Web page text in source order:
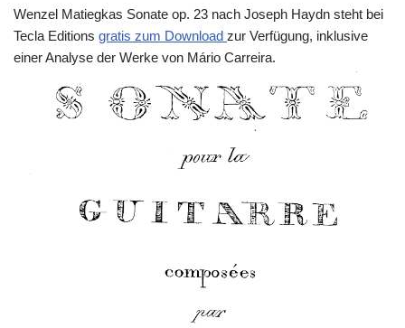
Wenzel Matiegkas Sonate op. 23 nach Joseph Haydn steht bei
Tecla Editions gratis zum Download zur Verfügung, inklusive
einer Analyse der Werke von Mário Carreira.